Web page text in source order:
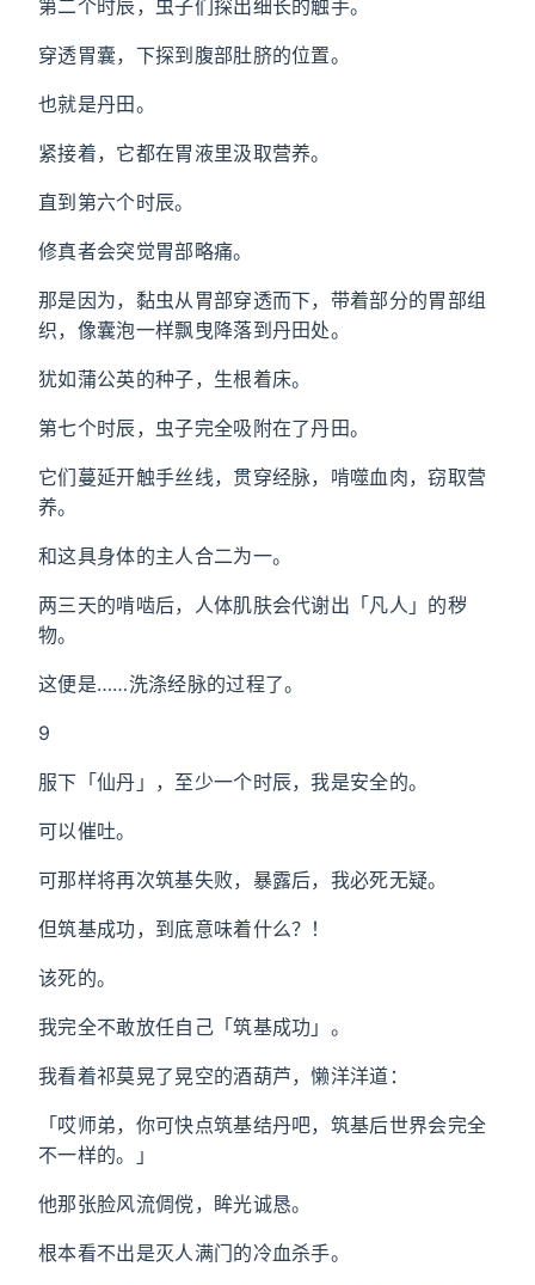
第二个时辰，虫子们探出细长的触手。
穿透胃囊，下探到腹部肚脐的位置。
也就是丹田。
紧接着，它都在胃液里汲取营养。
直到第六个时辰。
修真者会突觉胃部略痛。
那是因为，黏虫从胃部穿透而下，带着部分的胃部组
织，像囊泡一样飘曳降落到丹田处。
犹如蒲公英的种子，生根着床。
第七个时辰，虫子完全吸附在了丹田。
它们蔓延开触手丝线，贯穿经脉，啃噬血肉，窃取营
养。
和这具身体的主人合二为一。
两三天的啃啮后，人体肌肤会代谢出「凡人」的秽
物。
这便是……洗涤经脉的过程了。
9
服下「仙丹」，至少一个时辰，我是安全的。
可以催吐。
可那样将再次筑基失败，暴露后，我必死无疑。
但筑基成功，到底意味着什么？！
该死的。
我完全不敢放任自己「筑基成功」。
我看着祁莫晃了晃空的酒葫芦，懒洋洋道：
「哎师弟，你可快点筑基结丹吧，筑基后世界会完全
不一样的。」
他那张脸风流倜傥，眸光诚恳。
根本看不出是灭人满门的冷血杀手。